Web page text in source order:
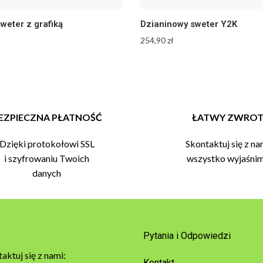
z grafiką Dzianinowy sweter Y2K
254,90zł
PŁATNOŚĆ
protokołowi SSL
i szyfrowaniu Twoich
danych
ŁATWY
Skontaktuj się z
wszystko
się z nami:
Pytania i Odpowiedzi